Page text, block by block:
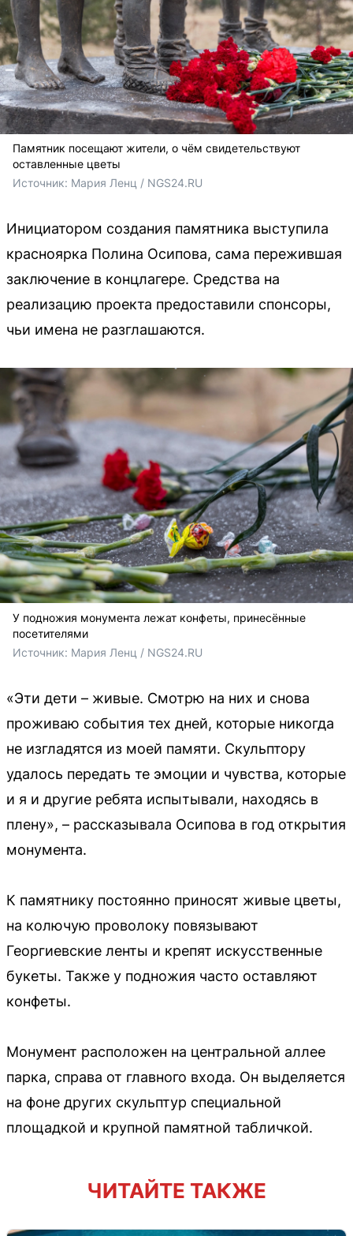
Памятник посещают жители, о чём свидетельствуют
оставленные цветы
Источник: Мария Ленц / NGS24.RU
Инициатором создания памятника выступила
красноярка Полина Осипова, сама пережившая
заключение в концлагере. Средства на
реализацию проекта предоставили спонсоры,
чьи имена не разглашаются.
У подножия монумента лежат конфеты, принесённые
посетителями
Источник: Мария Ленц / NGS24.RU
«Эти дети – живые. Смотрю на них и снова
проживаю события тех дней, которые никогда
не изгладятся из моей памяти. Скульптору
удалось передать те эмоции и чувства, которые
и я и другие ребята испытывали, находясь в
плену», – рассказывала Осипова в год открытия
монумента.
К памятнику постоянно приносят живые цветы,
на колючую проволоку повязывают
Георгиевские ленты и крепят искусственные
букеты. Также у подножия часто оставляют
конфеты.
Монумент расположен на центральной аллее
парка, справа от главного входа. Он выделяется
на фоне других скульптур специальной
площадкой и крупной памятной табличкой.
ЧИТАЙТЕ ТАКЖЕ